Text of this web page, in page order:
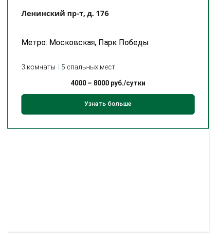
Ленинский пр-т, д. 176
Метро: Московская, Парк Победы
3 комнаты 5 спальных мест
4000– 8000руб./сутки
Узнать больше